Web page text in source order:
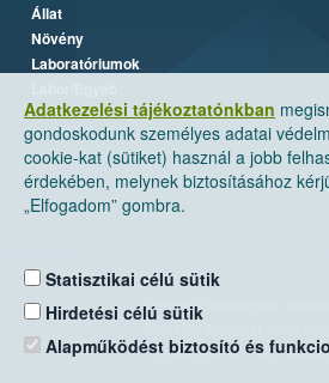
Adatkezelési tájékoztatónkban
gondoskodunk személyes adatai
cookie-kat (sütiket) használ a jobb
érdekében, melynek biztosításához
„Elfogadom” gombra.
Statisztikai célú sütik
Hirdetési célú sütik
Alapműködést biztosító és
Állat
Növény
Laboratóriumok
Nemzeti Élelmiszerlánc-
Levelezési cím: 1525